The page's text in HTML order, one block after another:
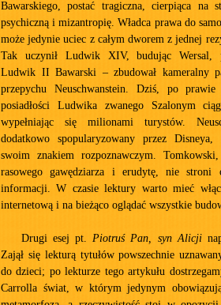
Bawarskiego, postać tragiczna, cierpiąca na
psychiczną i mizantropię. Władca prawa do
może jedynie uciec z całym dworem z jednej
Tak uczynił Ludwik XIV, budując Wersal,
Ludwik II Bawarski – zbudował kameralny
przepychu Neuschwanstein. Dziś, po
posiadłości Ludwika zwanego Szalonym
wypełniając się milionami turystów.
dodatkowo spopularyzowany przez
swoim znakiem rozpoznawczym.
rasowego gawędziarza i erudytę, nie stroni
informacji. W czasie lektury warto mieć
internetową i na bieżąco oglądać wszystkie
Drugi esej pt.Piotruś Pan, syn Alicji
Zajął się lekturą tytułów powszechnie
do dzieci; po lekturze tego artykułu
Carrolla świat, w którym jedynym